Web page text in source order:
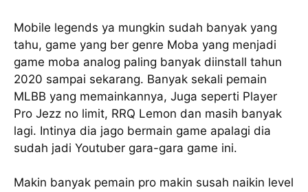
Mobile legends ya mungkin sudah banyak yang
tahu, game yang ber genre Moba yang menjadi
game moba analog paling banyak diinstall tahun
2020 sampai sekarang. Banyak sekali pemain
MLBB yang memainkannya, Juga seperti Player
Pro Jezz no limit, RRQ Lemon dan masih banyak
lagi. Intinya dia jago bermain game apalagi dia
sudah jadi Youtuber gara-gara game ini.
Makin banyak pemain pro makin susah naikin level